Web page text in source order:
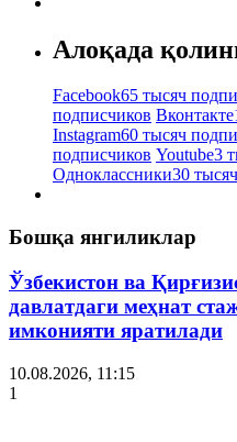
Алоқада
Facebook65 тысяч
подписчиков Вконтакте
Instagram60 тысяч
подписчиков Youtube3
Одноклассники30
Бошқа янгиликлар
Ўзбекистон ва
давлатдаги меҳнат
имконияти яратилади
10.08.2026, 11:15
1